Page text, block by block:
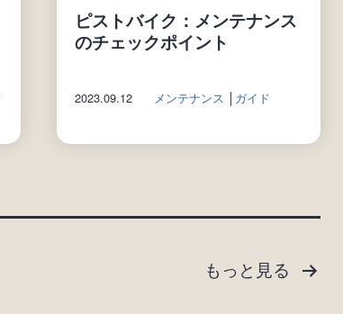
ピストバイク：メンテナンス
のチェックポイント
2023.09.12 メンテナンス │ ガイド
もっと見る